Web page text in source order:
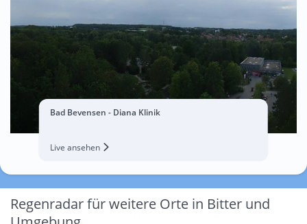
Bad Bevensen - Diana Klinik
Live ansehen
Regenradar für weitere Orte in Bitter und